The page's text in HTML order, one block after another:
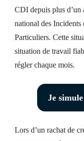
CDI depuis plus d’un
national des Incidents
Particuliers. Cette
situation de travail
régler chaque mois.
Je
Lors d’un rachat de